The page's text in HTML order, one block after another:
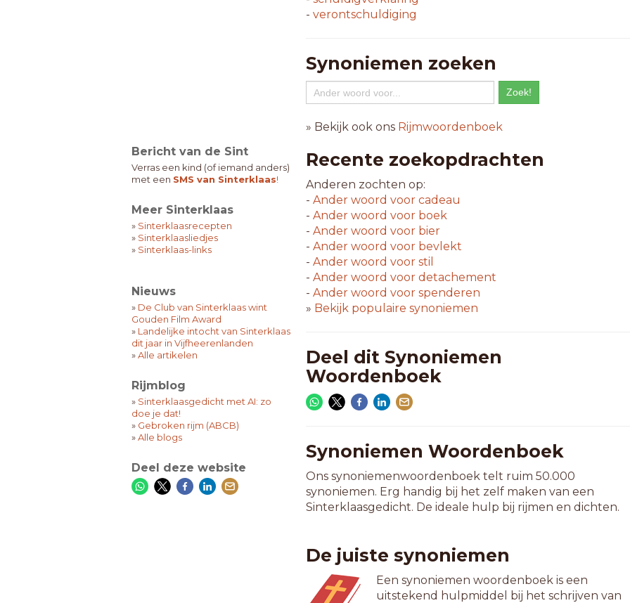
Bericht van de Sint
Verras een kind (of iemand anders)
met een SMS van Sinterklaas!
Meer Sinterklaas
» Sinterklaasrecepten
» Sinterklaasliedjes
» Sinterklaas-links
Nieuws
» De Club van Sinterklaas wint
Gouden Film Award
» Landelijke intocht van Sinterklaas
dit jaar in Vijfheerenlanden
»Alle artikelen
Rijmblog
» Sinterklaasgedicht met AI: zo
doe je dat!
» Gebroken rijm (ABCB)
»Alle blogs
Deel deze website
- verontschuldiging
Synoniemen zoeken
» Bekijk ook ons Rijmwoordenboek
Recente zoekopdrachten
Anderen zochten op:
- Ander woord voorcadeau
- Ander woord voorboek
- Ander woord voorbier
- Ander woord voorbevlekt
- Ander woord voorstil
- Ander woord voordetachement
- Ander woord voorspenderen
» Bekijk populaire synoniemen
Deel dit Synoniemen
Woordenboek
Synoniemen Woordenboek
Ons synoniemenwoordenboek telt ruim 50.000
synoniemen. Erg handig bij het zelf maken van een
Sinterklaasgedicht. De ideale hulp bij rijmen en dichten.
De juiste synoniemen
Een synoniemen woordenboek is een
uitstekend hulpmiddel bij het schrijven van